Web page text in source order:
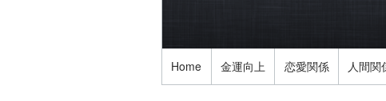
Home 金運向上 恋愛関係 人間関